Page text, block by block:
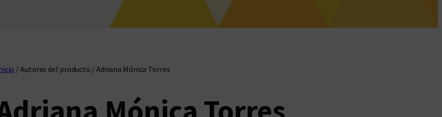
/ Autores del producto / Adriana Mónica Torres